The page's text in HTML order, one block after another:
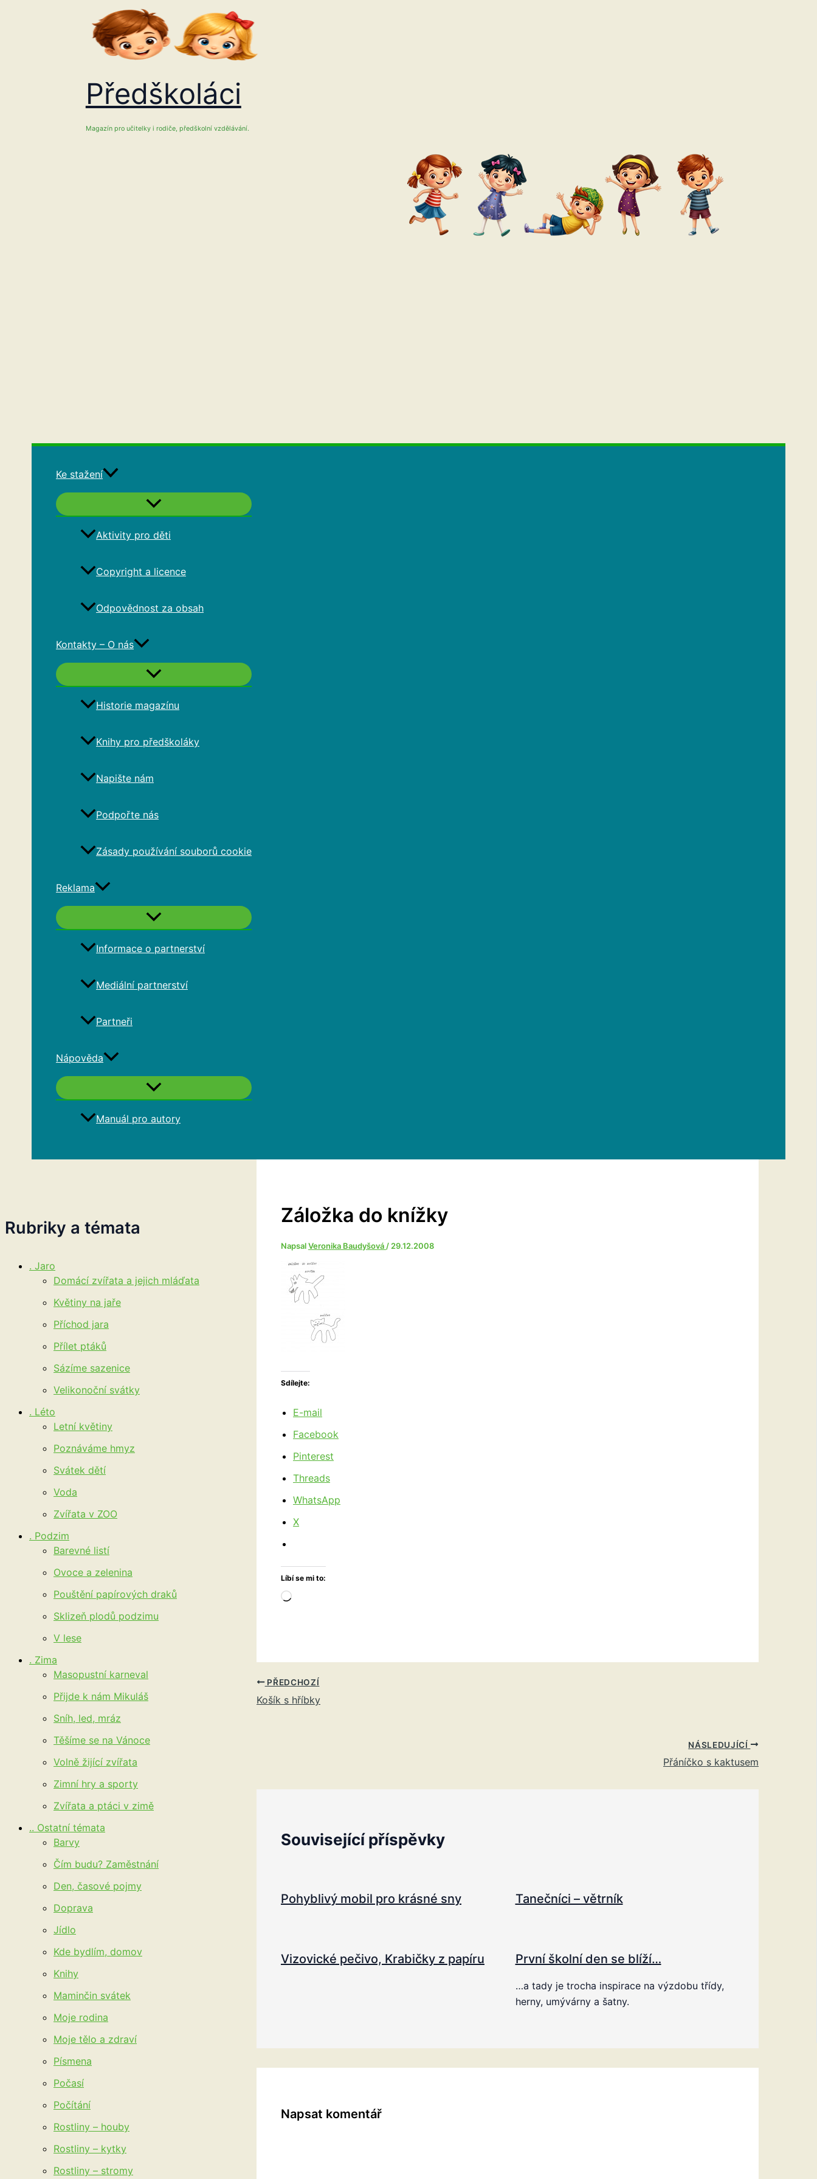
Předškoláci
Magazín pro učitelky i rodiče, předškolní vzdělávání.
Ke stažení
Aktivity pro děti
Copyright a licence
Odpovědnost za obsah
Kontakty – O nás
Historie magazínu
Knihy pro předškoláky
Napište nám
Podpořte nás
Zásady používání souborů cookie
Reklama
Informace o partnerství
Mediální partnerství
Partneři
Nápověda
Manuál pro autory
Rubriky a témata
. Jaro
Domácí zvířata a jejich mláďata
Květiny na jaře
Příchod jara
Přílet ptáků
Sázíme sazenice
Velikonoční svátky
. Léto
Letní květiny
Poznáváme hmyz
Svátek dětí
Voda
Zvířata v ZOO
. Podzim
Barevné listí
Ovoce a zelenina
Pouštění papírových draků
Sklizeň plodů podzimu
V lese
. Zima
Masopustní karneval
Přijde k nám Mikuláš
Sníh, led, mráz
Těšíme se na Vánoce
Volně žijící zvířata
Zimní hry a sporty
Zvířata a ptáci v zimě
.. Ostatní témata
Barvy
Čím budu? Zaměstnání
Den, časové pojmy
Doprava
Jídlo
Kde bydlím, domov
Knihy
Maminčin svátek
Moje rodina
Moje tělo a zdraví
Písmena
Počasí
Počítání
Rostliny – houby
Rostliny – kytky
Rostliny – stromy
Záložka do knížky
NapsalVeronika Baudyšová / 29.12.2008
Sdílejte:
E-mail
Facebook
Pinterest
Threads
WhatsApp
X
Líbí se mi to:
Načítání…
PŘEDCHOZÍ
Košík s hříbky
NÁSLEDUJÍCÍ
Přáníčko s kaktusem
Související příspěvky
Pohyblivý mobil pro krásné sny Tanečníci – větrník
Vizovické pečivo, Krabičky z papíru První školní den se blíží…
…a tady je trocha inspirace na výzdobu třídy,
herny, umývárny a šatny.
Napsat komentář